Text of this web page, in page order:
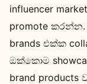
influencer
promote කරන්න.
brands එක්ක
ඔක්කොම
brand